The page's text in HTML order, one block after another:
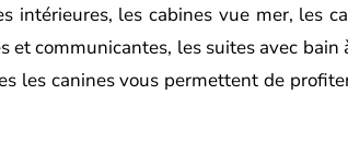
intérieures, les cabines vue mer, les
et communicantes, les suites avec bain
les canines vous permettent de